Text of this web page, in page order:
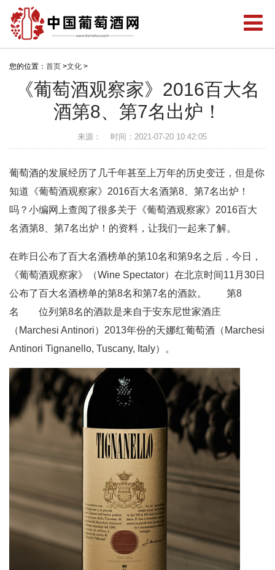
您的位置： 首页 >文化 >
《葡萄酒观察家》2016百大名
酒第8、第7名出炉！
来源： 时间：2021-07-20 10:42:05
葡萄酒的发展经历了几千年甚至上万年的历史变迁，但是你
知道《葡萄酒观察家》2016百大名酒第8、第7名出炉！
吗？小编网上查阅了很多关于《葡萄酒观察家》2016百大
名酒第8、第7名出炉！的资料，让我们一起来了解。
在昨日公布了百大名酒榜单的第10名和第9名之后，今日，
《葡萄酒观察家》（Wine Spectator）在北京时间11月30日
公布了百大名酒榜单的第8名和第7名的酒款。 第8
名 位列第8名的酒款是来自于安东尼世家酒庄
（Marchesi Antinori）2013年份的天娜红葡萄酒（Marchesi
Antinori Tignanello, Tuscany, Italy）。